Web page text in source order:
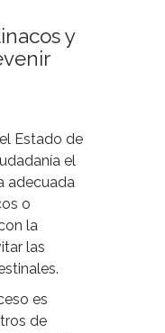
y
Estado de
el
adecuada
o
la
las
es
de